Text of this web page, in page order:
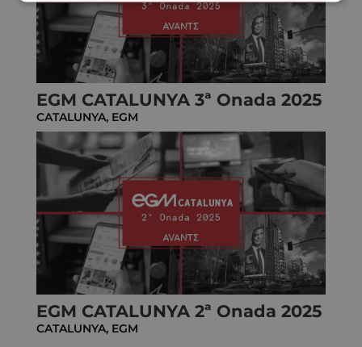
EGM CATALUNYA 3ª Onada 2025
CATALUNYA, EGM
EGM CATALUNYA 2ª Onada 2025
CATALUNYA, EGM